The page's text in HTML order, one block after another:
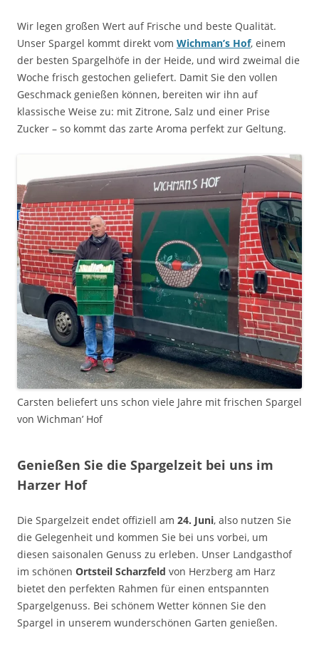
Wir legen großen Wert auf Frische und beste Qualität.
Unser Spargel kommt direkt vom Wichman’s Hof, einem
der besten Spargelhöfe in der Heide, und wird zweimal die
Woche frisch gestochen geliefert. Damit Sie den vollen
Geschmack genießen können, bereiten wir ihn auf
klassische Weise zu: mit Zitrone, Salz und einer Prise
Zucker – so kommt das zarte Aroma perfekt zur Geltung.
Carsten beliefert uns schon viele Jahre mit frischen Spargel
von Wichman’ Hof
Genießen Sie die Spargelzeit bei uns im
Harzer Hof
Die Spargelzeit endet offiziell am 24. Juni, also nutzen Sie
die Gelegenheit und kommen Sie bei uns vorbei, um
diesen saisonalen Genuss zu erleben. Unser Landgasthof
im schönen Ortsteil Scharzfeld von Herzberg am Harz
bietet den perfekten Rahmen für einen entspannten
Spargelgenuss. Bei schönem Wetter können Sie den
Spargel in unserem wunderschönen Garten genießen.